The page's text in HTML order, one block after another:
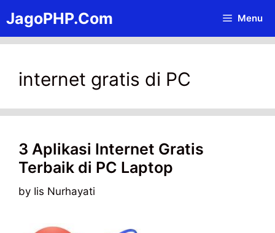
to
content
JagoPHP.Com Menu
internet gratis di PC
3 Aplikasi Internet Gratis
Terbaik di PC Laptop
by Iis Nurhayati